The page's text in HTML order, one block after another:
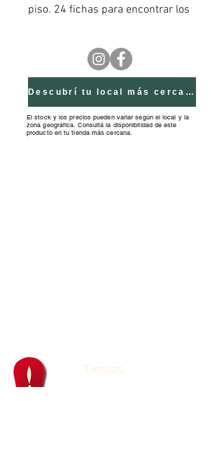
piso. 24 fichas para encontrar los
ambas caras en cartón de 2mm. y
laminado para permitir su mejor
conservación y limpieza.
Presentación 24 Fichas: 15x15cm.
Caja de cartón microcorrugado +
Descubrí tu local más cercano
El stock y los precios pueden variar según el local y la
zona geográfica. Consultá la disponibilidad de este
producto en tu tienda más cercana.
Tiendas